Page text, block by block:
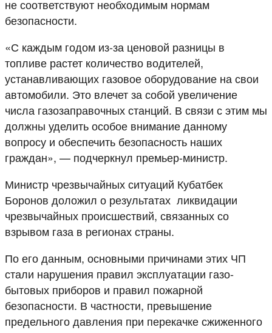
не соответствуют необходимым нормам
безопасности.
«С каждым годом из-за ценовой разницы в
топливе растет количество водителей,
устанавливающих газовое оборудование на свои
автомобили. Это влечет за собой увеличение
числа газозаправочных станций. В связи с этим мы
должны уделить особое внимание данному
вопросу и обеспечить безопасность наших
граждан», — подчеркнул премьер-министр.
Министр чрезвычайных ситуаций Кубатбек
Боронов доложил о результатах ликвидации
чрезвычайных происшествий, связанных со
взрывом газа в регионах страны.
По его данным, основными причинами этих ЧП
стали нарушения правил эксплуатации газо-
бытовых приборов и правил пожарной
безопасности. В частности, превышение
предельного давления при перекачке сжиженного